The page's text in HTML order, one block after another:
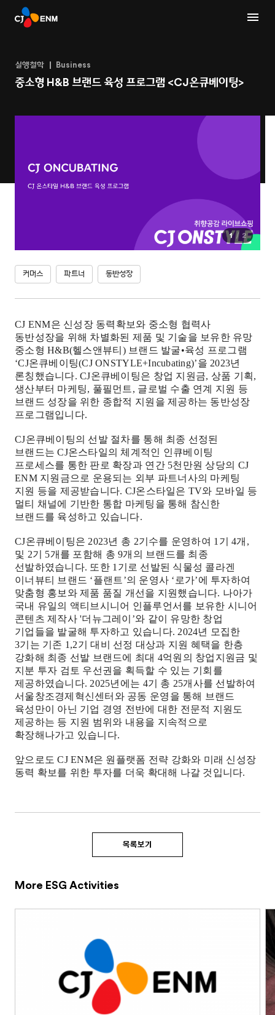
실행철학 Business
중소형 H&B 브랜드 육성 프로그램 <CJ온큐베이팅>
1 2
커머스 파트너 동반성장
CJ ENM은 신성장 동력확보와 중소형 협력사
동반성장을 위해 차별화된 제품 및 기술을 보유한 유망
중소형 H&B(헬스앤뷰티 ) 브랜드 발굴•육성 프로그램
‘CJ온큐베이팅(CJ ONSTYLE+Incubating)’을 2023년
론칭했습니다. CJ온큐베이팅은 창업 지원금, 상품 기획,
생산부터 마케팅, 풀필먼트 , 글로벌 수출 연계 지원 등
브랜드 성장을 위한 종합적 지원을 제공하는 동반성장
프로그램입니다.
CJ온큐베이팅의 선발 절차를 통해 최종 선정된
브랜드는 CJ온스타일의 체계적인 인큐베이팅
프로세스를 통한 판로 확장과 연간5천만원 상당의 CJ
ENM 지원금으로 운용되는 외부 파트너사의 마케팅
지원 등을 제공받습니다. CJ온스타일은 TV와 모바일 등
멀티 채널에 기반한 통합 마케팅을 통해 참신한
브랜드를 육성하고 있습니다.
CJ온큐베이팅은 2023년 총 2기수를 운영하여 1 기 4개 ,
및 2기 5개를 포함해 총 9개의 브랜드를 최종
선발하였습니다. 또한1 기로 선발된 식물성 콜라겐
이너뷰티 브랜드 ‘플랜트 ’의 운영사 ‘ 로가’에 투자하여
맞춤형 홍보와 제품 품질 개선을 지원했습니다. 나아가
국내 유일의 액티브시니어 인플루언서를 보유한 시니어
콘텐츠 제작사'더뉴그레이 ’와 같이 유망한 창업
기업들을 발굴해 투자하고 있습니다. 2024년 모집한
3기는 기존 1,2기 대비 선정 대상과 지원 혜택을 한층
강화해 최종 선발 브랜드에 최대 4억원의 창업지원금 및
지분 투자 검토 우선권을 획득할 수 있는 기회를
제공하였습니다. 2025년에는 4기 총 25개사를 선발하여
서울창조경제혁신센터와 공동 운영을 통해 브랜드
육성만이 아닌 기업 경영 전반에 대한 전문적 지원도
제공하는 등 지원 범위와 내용을 지속적으로
확장해나가고 있습니다.
앞으로도 CJ ENM은 원플랫폼 전략 강화와 미래 신성장
동력 확보를 위한 투자를 더욱 확대해 나갈 것입니다.
목록보기
More ESG Activities